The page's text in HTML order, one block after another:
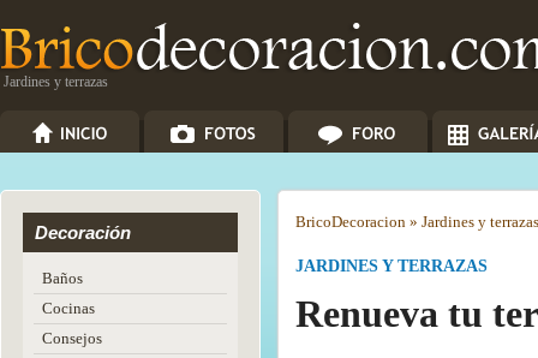
Jardines y terrazas
Decoración
Baños
Cocinas
Consejos
BricoDecoracion » Jardines y terrazas
JARDINES Y TERRAZAS
Renueva tu